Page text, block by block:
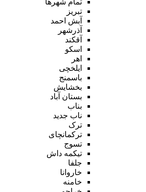
تبریز
آبش احمد
آذرشهر
آقکند
اسکو
اهر
ایلخچی
باسمنج
بخشایش
بستان آباد
بناب
ناب جدید
ترک
ترکمانچای
تسوج
تیکمه داش
جلفا
خاروانا
خامنه